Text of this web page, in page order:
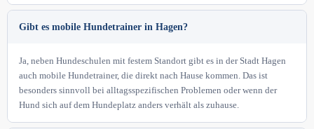
Gibt es mobile Hundetrainer in Hagen?
Ja, neben Hundeschulen mit festem Standort gibt es in der Stadt Hagen
auch mobile Hundetrainer, die direkt nach Hause kommen. Das ist
besonders sinnvoll bei alltagsspezifischen Problemen oder wenn der
Hund sich auf dem Hundeplatz anders verhält als zuhause.